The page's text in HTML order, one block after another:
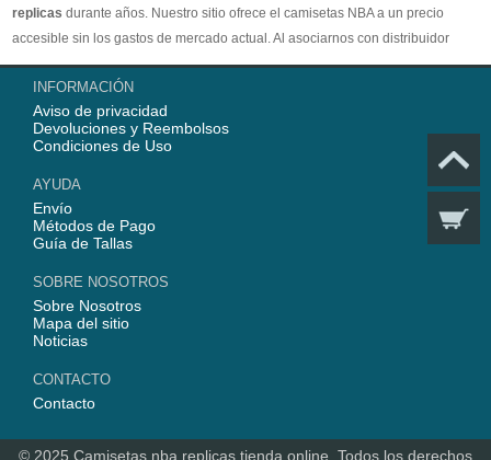
replicas durante años. Nuestro sitio ofrece el camisetas NBA a un precio
accesible sin los gastos de mercado actual. Al asociarnos con distribuidor
oficial de camisetas NBA, garantizamos que todos nuestros artículos son
100% auténticos con embalaje original. Estamos dedicados a proporcionar la
mejor calidad camisetas nba a nuestros clientes ahora. En 2025,
www.replicascamisetasnba.com ofrecerá nuestro mejor servicio para que Ud.
INFORMACIÓN
Aviso de privacidad
Devoluciones y Reembolsos
Condiciones de Uso
AYUDA
Envío
Métodos de Pago
Guía de Tallas
SOBRE NOSOTROS
Sobre Nosotros
Mapa del sitio
Noticias
CONTACTO
Contacto
© 2025 Camisetas nba replicas tienda online . Todos los derechos